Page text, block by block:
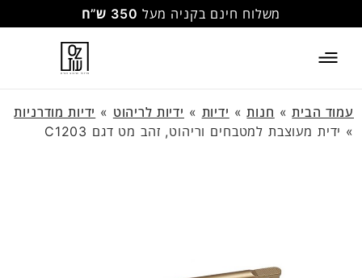
משלוח חינם בקניה מעל 350 ש”ח
עמוד הבית» חנות» ידיות » ידיות לריהוט » ידיות מודרניות
» ידית מעוצבת למטבחים וריהוט, זהב מט דגם C1203